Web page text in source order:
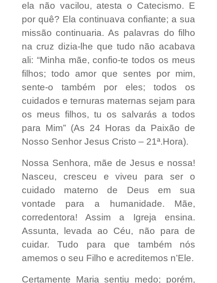
ela não vacilou, atesta o Catecismo. E
por quê? Ela continuava confiante; a sua
missão continuaria. As palavras do filho
na cruz dizia-lhe que tudo não acabava
ali: “Minha mãe, confio-te todos os meus
filhos; todo amor que sentes por mim,
sente-o também por eles; todos os
cuidados e ternuras maternas sejam para
os meus filhos, tu os salvarás a todos
para Mim” (As 24 Horas da Paixão de
Nosso Senhor Jesus Cristo – 21ª.Hora).
Nossa Senhora, mãe de Jesus e nossa!
Nasceu, cresceu e viveu para ser o
cuidado materno de Deus em sua
vontade para a humanidade. Mãe,
corredentora! Assim a Igreja ensina.
Assunta, levada ao Céu, não para de
cuidar. Tudo para que também nós
amemos o seu Filho e acreditemos n’Ele.
Certamente Maria sentiu medo; porém,